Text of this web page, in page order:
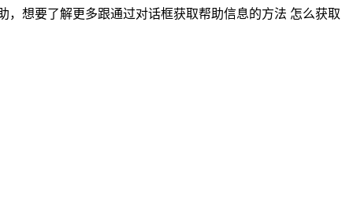
想要了解更多跟通过对话框获取帮助信息的方法 怎么获取